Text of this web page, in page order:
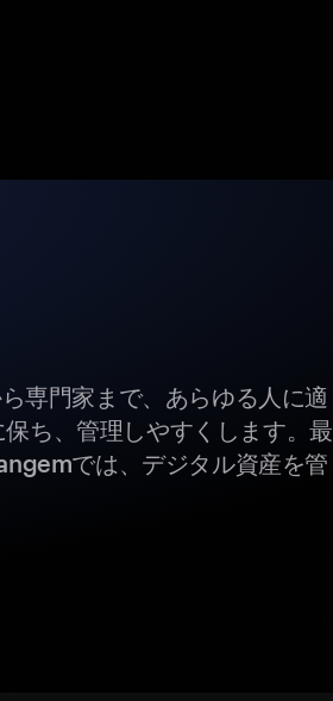
専門家まで、あらゆる人に適
ち、管理しやすくします。最
では、デジタル資産を管